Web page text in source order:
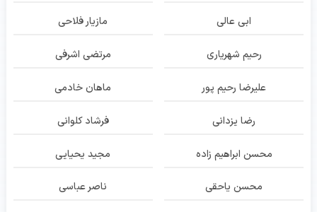
ابی عالی مازیار فلاحی
رحیم شهریاری مرتضی اشرفی
علیرضا رحیم پور ماهان خادمی
رضا یزدانی فرشاد کلوانی
محسن ابراهیم زاده مجید یحیایی
محسن یاحقی ناصر عباسی